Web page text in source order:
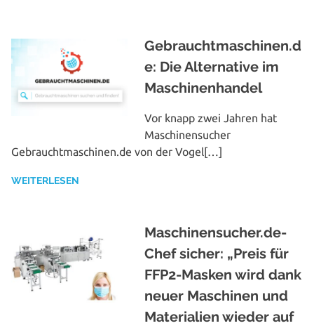
Gebrauchtmaschinen.d
e: Die Alternative im
Maschinenhandel
Vor knapp zwei Jahren hat
Maschinen­sucher
Gebrauchtmaschinen.de von der Vogel[…]
WEITERLESEN
Maschinensucher.de-
Chef sicher: „Preis für
FFP2-Masken wird dank
neuer Maschinen und
Materialien wieder auf